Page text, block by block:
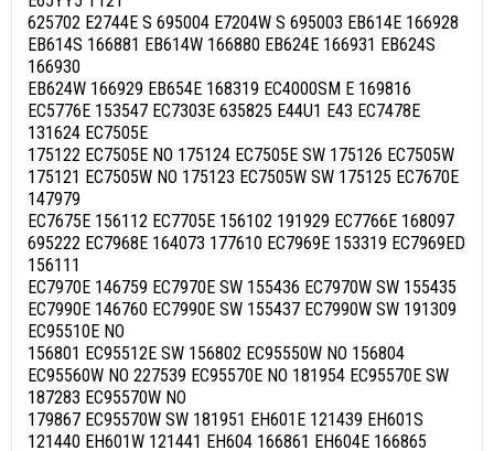
625702 E2744E S 695004 E7204W S 695003 EB614E 166928
EB614S 166881 EB614W 166880 EB624E 166931 EB624S
166930
EB624W 166929 EB654E 168319 EC4000SM E 169816
EC5776E 153547 EC7303E 635825 E44U1 E43 EC7478E
131624 EC7505E
175122 EC7505E NO 175124 EC7505E SW 175126 EC7505W
175121 EC7505W NO 175123 EC7505W SW 175125 EC7670E
147979
EC7675E 156112 EC7705E 156102 191929 EC7766E 168097
695222 EC7968E 164073 177610 EC7969E 153319 EC7969ED
156111
EC7970E 146759 EC7970E SW 155436 EC7970W SW 155435
EC7990E 146760 EC7990E SW 155437 EC7990W SW 191309
EC95510E NO
156801 EC95512E SW 156802 EC95550W NO 156804
EC95560W NO 227539 EC95570E NO 181954 EC95570E SW
187283 EC95570W NO
179867 EC95570W SW 181951 EH601E 121439 EH601S
121440 EH601W 121441 EH604 166861 EH604E 166865